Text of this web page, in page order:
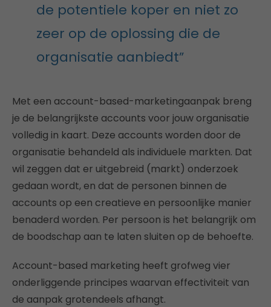
de potentiele koper en niet zo
zeer op de oplossing die de
organisatie aanbiedt”
Met een account-based-marketingaanpak breng
je de belangrijkste accounts voor jouw organisatie
volledig in kaart. Deze accounts worden door de
organisatie behandeld als individuele markten. Dat
wil zeggen dat er uitgebreid (markt) onderzoek
gedaan wordt, en dat de personen binnen de
accounts op een creatieve en persoonlijke manier
benaderd worden. Per persoon is het belangrijk om
de boodschap aan te laten sluiten op de behoefte.
Account-based marketing heeft grofweg vier
onderliggende principes waarvan effectiviteit van
de aanpak grotendeels afhangt.